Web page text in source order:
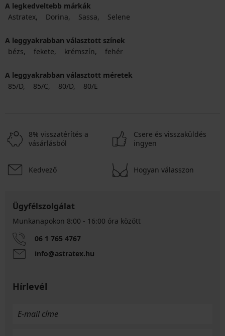
A legkedveltebb márkák
Astratex
Dorina Sassa Selene
A leggyakrabban választott színek
bézs
fekete krémszín fehér
A leggyakrabban választott méretek
85/D
85/C 80/D 80/E
8% visszatérítés a
vásárlásból
Csere és visszaküldés
ingyen
Kedvező Hogyan válasszon
Ügyfélszolgálat
Munkanapokon 8:00 - 16:00 óra között
06 1 765 4767
info@astratex.hu
Hírlevél